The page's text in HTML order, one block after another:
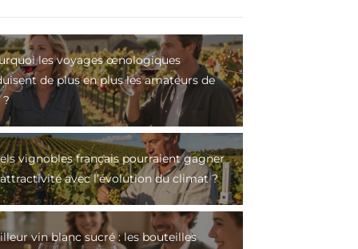
les voyages œnologiques
de plus en plus les amateurs de
?
vignobles français pourraient gagner
avec l’évolution du climat ?
vin blanc sucré : les bouteilles